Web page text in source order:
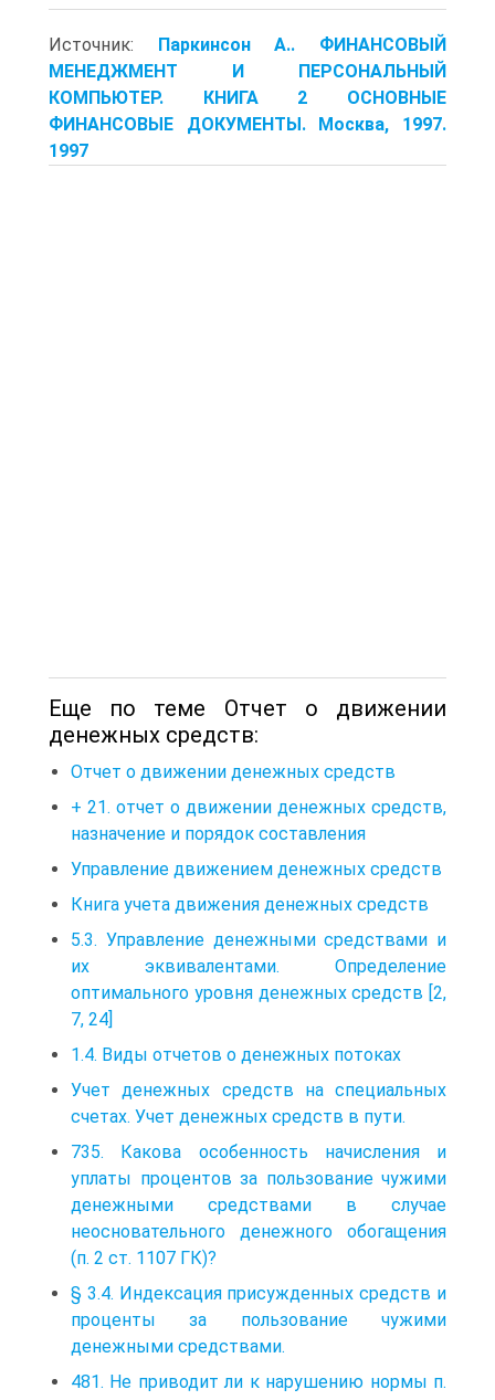
Источник: Паркинсон А.. ФИНАНСОВЫЙ
МЕНЕДЖМЕНТ И ПЕРСОНАЛЬНЫЙ
КОМПЬЮТЕР. КНИГА 2 ОСНОВНЫЕ
ФИНАНСОВЫЕ ДОКУМЕНТЫ. Москва, 1997.
1997
Еще по теме Отчет о движении
денежных средств:
Отчет о движении денежных средств
+ 21. отчет о движении денежных средств,
назначение и порядок составления
Управление движением денежных средств
Книга учета движения денежных средств
5.3. Управление денежными средствами и
их эквивалентами. Определение
оптимального уровня денежных средств [2,
7, 24]
1.4. Виды отчетов о денежных потоках
Учет денежных средств на специальных
счетах. Учет денежных средств в пути.
735. Какова особенность начисления и
уплаты процентов за пользование чужими
денежными средствами в случае
неосновательного денежного обогащения
(п. 2 ст. 1107 ГК)?
§ 3.4. Индексация присужденных средств и
проценты за пользование чужими
денежными средствами.
481. Не приводит ли к нарушению нормы п.